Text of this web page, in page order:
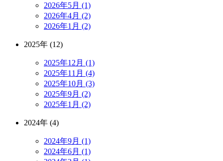
2026年5月 (1)
2026年4月 (2)
2026年1月 (2)
2025年 (12)
2025年12月 (1)
2025年11月 (4)
2025年10月 (3)
2025年9月 (2)
2025年1月 (2)
2024年 (4)
2024年9月 (1)
2024年6月 (1)